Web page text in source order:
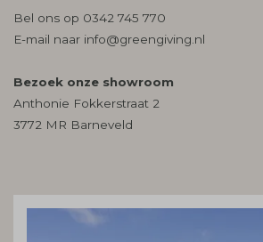
Bel ons op 0342 745 770
E-mail naar info@greengiving.nl
Bezoek onze showroom
Anthonie Fokkerstraat 2
3772 MR Barneveld